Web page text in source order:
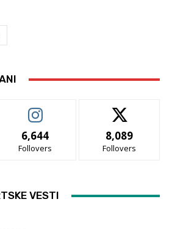
6,644
Follovers
8,089
Follovers
VESTI